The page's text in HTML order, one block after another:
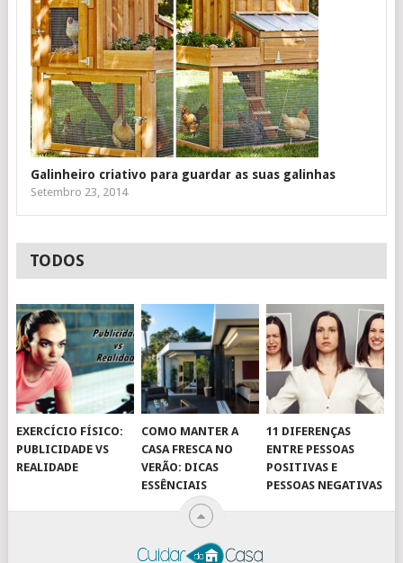
Galinheiro criativo para guardar as suas galinhas
Setembro 23, 2014
TODOS
EXERCÍCIO FÍSICO:
PUBLICIDADE VS
REALIDADE
COMO MANTER A
CASA FRESCA NO
VERÃO: DICAS
ESSÊNCIAIS
11 DIFERENÇAS
ENTRE PESSOAS
POSITIVAS E
PESSOAS NEGATIVAS